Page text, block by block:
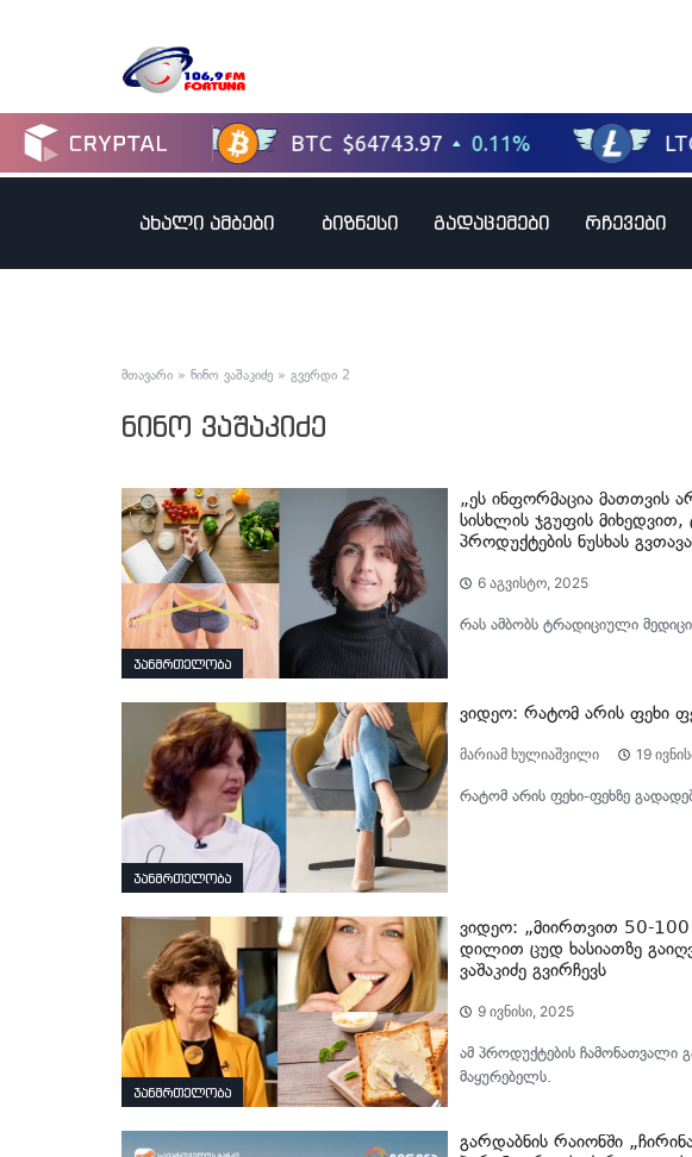
ახალი ამბები ბიზნესი გადაცემები რჩევები
მთავარი » ნინო ვაშაკიძე » გვერდი 2
ნინო ვაშაკიძე
ჯანმრთელობა
„ეს ინფორმაცია მათთვის
სისხლის ჯგუფის მიხედვით,
პროდუქტების ნუსხას
6 აგვისტო, 2025
რას ამბობს ტრადიციული
ჯანმრთელობა
ვიდეო: რატომ არის ფეხი
მარიამ ხულიაშვილი 19
რატომ არის ფეხი-ფეხზე
ჯანმრთელობა
ვიდეო: „მიირთვით 50-100
დილით ცუდ ხასიათზე
ვაშაკიძე გვირჩევს
9 ივნისი, 2025
ამ პროდუქტების ჩამონათვალი
მაყურებელს.
გარდაბნის რაიონში